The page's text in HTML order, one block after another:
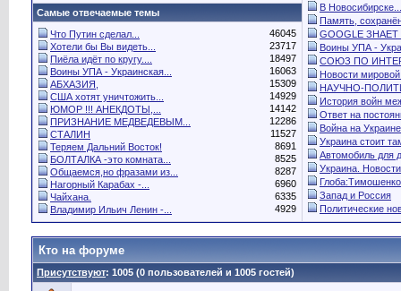
В Новосибирске...
Память,
GOOGLE
Воины УПА -
СОЮЗ ПО
Новости
НАУЧНО-
История войн
Ответ на
Война на
Украина стоит
Автомобиль для
Украина.
Запад и Россия
Политические
Самые отвечаемые темы
Что Путин сделал...
46045
Хотели бы Вы видеть...
23717
Пиёла идёт по кругу....
18497
Воины УПА - Украинская...
16063
АБХАЗИЯ,
15309
США хотят уничтожить...
14929
ЮМОР !!! АНЕКДОТЫ,...
14142
ПРИЗНАНИЕ МЕДВЕДЕВЫМ...
12286
СТАЛИН
11527
Теряем Дальний Восток!
8691
БОЛТАЛКА -это комната...
8525
Общаемся,но фразами из...
8287
Нагорный Карабах -...
6960
Чайхана.
6335
Владимир Ильич Ленин -...
4929
Кто на форуме
Присутствуют: 1005 (0 пользователей и 1005 гостей)